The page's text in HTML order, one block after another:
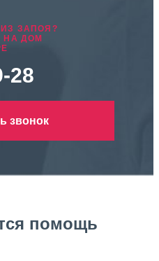
ЗАПОЯ?
НА ДОМ
28
звонок
помощь